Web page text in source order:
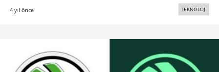
4 yıl önce TEKNOLOJİ